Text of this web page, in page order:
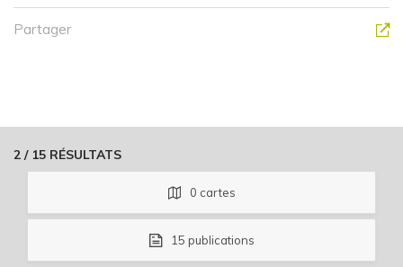
Partager
2 / 15 RÉSULTATS
0 cartes
15 publications